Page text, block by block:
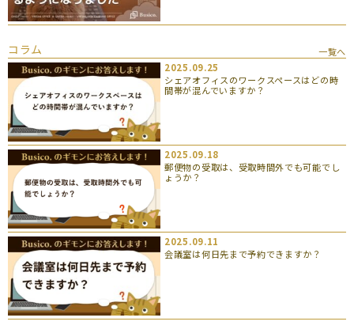
コラム
一覧へ
2025.09.25
シェアオフィスのワークスペースはどの時
間帯が混んでいますか？
2025.09.18
郵便物の受取は、受取時間外でも可能でし
ょうか？
2025.09.11
会議室は何日先まで予約できますか？